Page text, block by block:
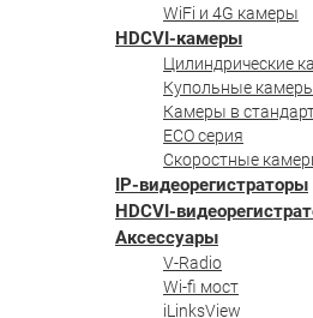
WiFi и 4G камеры
HDCVI-камеры
Цилиндрические
Купольные
Камеры в
ECO серия
Скоростные
IP-видеорегистраторы
HDCVI-
Аксессуары
V-Radio
Wi-fi мост
iLinksView